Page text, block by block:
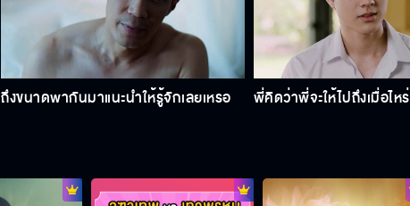
ถึงขนาดพากันมาแนะนําให้รู้จักเลยเหรอ พี่คิดว่าพี่จะให้ไปถึงเมื่อไหร่